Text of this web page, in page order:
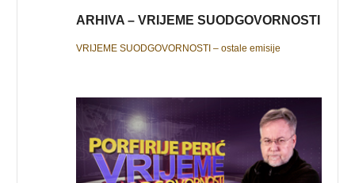
ARHIVA – VRIJEME SUODGOVORNOSTI
VRIJEME SUODGOVORNOSTI – ostale emisije